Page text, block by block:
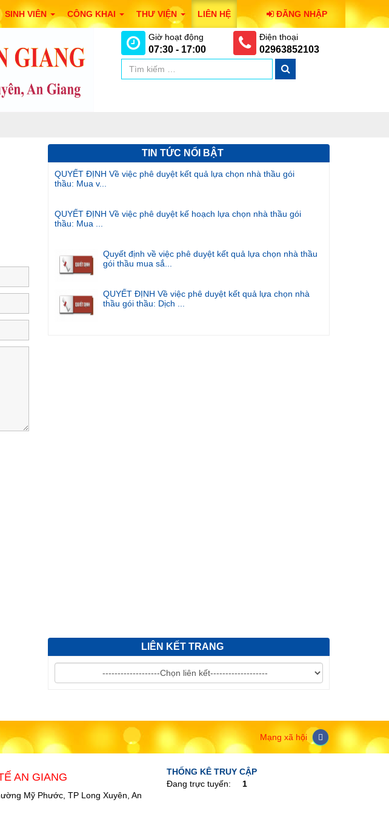
SINH VIÊN CÔNG KHAI THƯ VIỆN LIÊN HỆ ĐĂNG NHẬP
Giờ hoạt động
07:30 - 17:00
Điện thoại
02963852103
TIN TỨC NỔI BẬT
QUYẾT ĐỊNH Về việc phê duyệt kết quả lựa chọn nhà thầu gói
thầu: Mua v...
QUYẾT ĐỊNH Về việc phê duyệt kế hoạch lựa chọn nhà thầu gói
thầu: Mua ...
Quyết định về việc phê duyệt kết quả lựa chọn nhà thầu
gói thầu mua sắ...
QUYẾT ĐỊNH Về việc phê duyệt kết quả lựa chọn nhà
thầu gói thầu: Dịch ...
LIÊN KẾT TRANG
Mạng xã hội
AN GIANG
Mỹ Phước, TP Long Xuyên, An
THỐNG KÊ TRUY CẬP
Đang trực tuyến:
1